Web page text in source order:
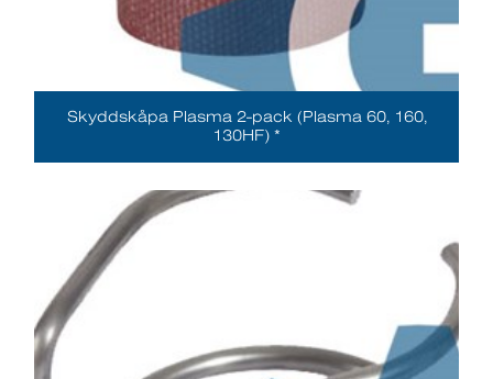
Skyddskåpa Plasma 2-pack (Plasma 60, 160,
130HF) *